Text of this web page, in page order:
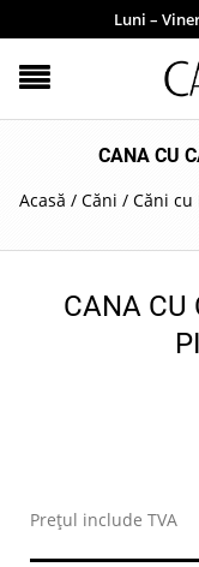
Luni –
CANA CU
Acasă / Căni / Căni cu
CANA CU
Prețul include TVA